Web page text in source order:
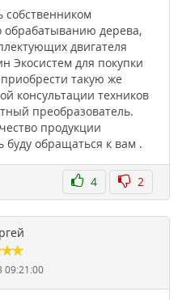
собственником
обрабатыванию дерева,
двигателя
Экосистем для покупки
такую же
консультации техников
преобразователь.
продукции
обращаться к вам .
4 2
09:21:00